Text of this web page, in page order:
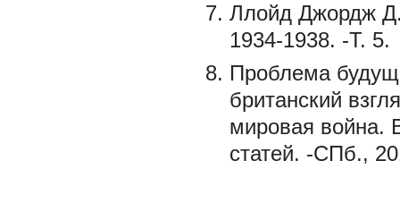
Ллойд Джордж
1934-1938. -Т. 5.
Проблема
британский
мировая война.
статей. -СПб.,